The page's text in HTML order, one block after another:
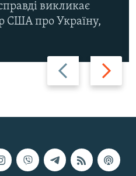
Назад Вперед
викликає
США про Україну,